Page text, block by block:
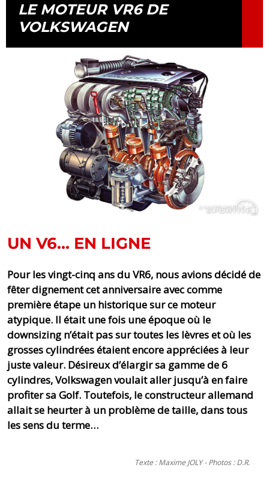
LE MOTEUR VR6 DE
VOLKSWAGEN
UN V6... EN LIGNE
Pour les vingt-cinq ans du VR6, nous avions décidé de
fêter dignement cet anniversaire avec comme
première étape un historique sur ce moteur
atypique. Il était une fois une époque où le
downsizing n’était pas sur toutes les lèvres et où les
grosses cylindrées étaient encore appréciées à leur
juste valeur. Désireux d’élargir sa gamme de 6
cylindres, Volkswagen voulait aller jusqu’à en faire
profiter sa Golf. Toutefois, le constructeur allemand
allait se heurter à un problème de taille, dans tous
les sens du terme…
Texte : Maxime JOLY - Photos : D.R.